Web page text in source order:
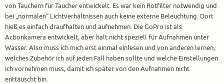
von Tauchern für Taucher entwickelt. Es war kein Rotfilter notwendig und
bei „normalen“ Lichtverhältnissen auch keine externe Beleuchtung. Dort
hieß es einfach draufhalten und aufnehmen. Die GoPro ist als
Actionkamera entwickelt, aber halt nicht speziell für Aufnahmen unter
Wasser. Also muss ich mich erst einmal einlesen und von anderen lernen,
welches Zubehör ich auf jeden Fall haben sollte und welche Einstellungen
ich vornehmen muss, damit ich später von den Aufnahmen nicht
enttäuscht bin.